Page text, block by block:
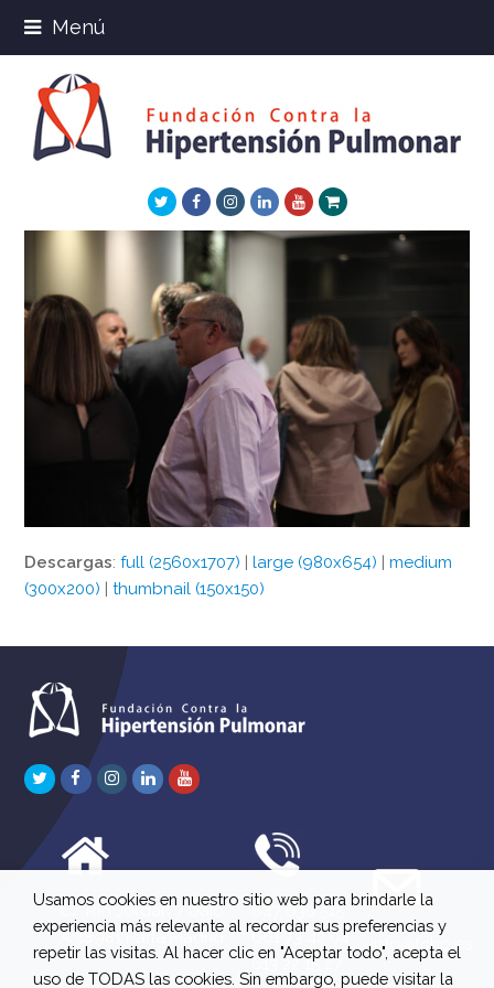
Menú
TwitterFacebookInstagram
LinkedInYoutube
Xing
Descargas:full (2560x1707) |large (980x654) |medium
(300x200) |thumbnail (150x150)
TwitterFacebook
Instagram
LinkedInYoutube
C/ Río Jordán 7 bajo
A 28981 Parla Madrid
647 630 515
661 73 42 04
613 22 15 27
info@fchp.es
Usamos cookies en nuestro sitio web para brindarle la
experiencia más relevante al recordar sus preferencias y
repetir las visitas. Al hacer clic en "Aceptar todo", acepta el
uso de TODAS las cookies. Sin embargo, puede visitar la